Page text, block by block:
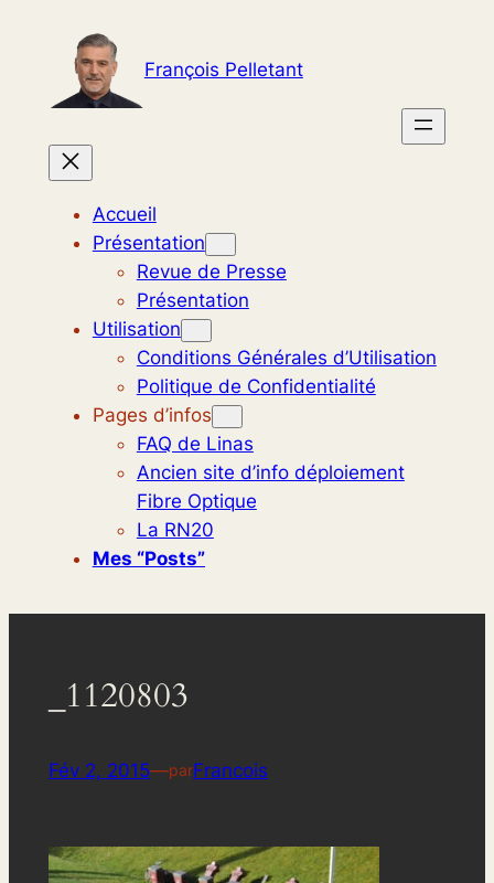
contenu
François Pelletant
Accueil
Présentation
Revue de Presse
Présentation
Utilisation
Conditions Générales d’Utilisation
Politique de Confidentialité
Pages d’infos
FAQ de Linas
Ancien site d’info déploiement
Fibre Optique
La RN20
Mes “posts”
_1120803
Fév 2, 2015—parFrancois